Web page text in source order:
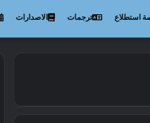
استطلاع ترجمات الاصدارات